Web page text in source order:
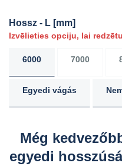
Hossz - L [mm]
Izvēlieties opciju, lai
6000 7000
Egyedi vágás
Még
egyedi